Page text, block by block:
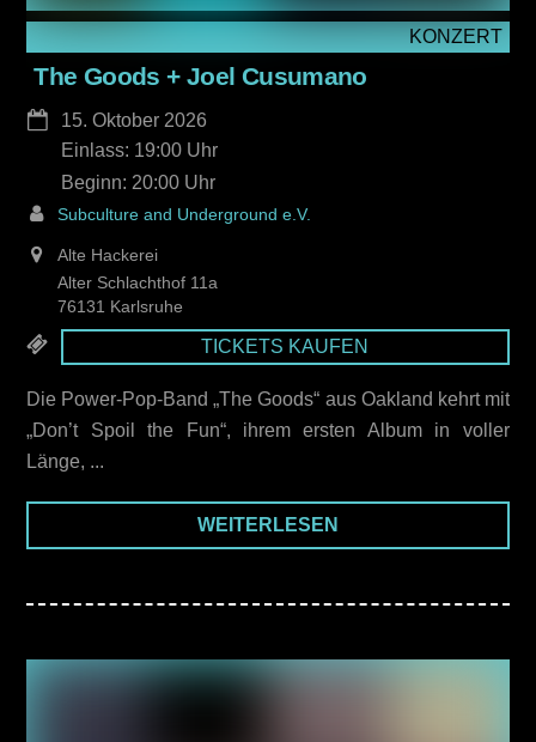
KONZERT
The Goods + Joel Cusumano
15. Oktober 2026
20:00
Einlass: 19:00
Subculture and Underground e.V.
Alte Hackerei
Alter Schlachthof 11a
76131 Karlsruhe
TICKETS KAUFEN
Die Power-Pop-Band „The Goods“ aus Oakland kehrt mit
„Don’t Spoil the Fun“, ihrem ersten Album in voller
Länge, ...
WEITERLESEN